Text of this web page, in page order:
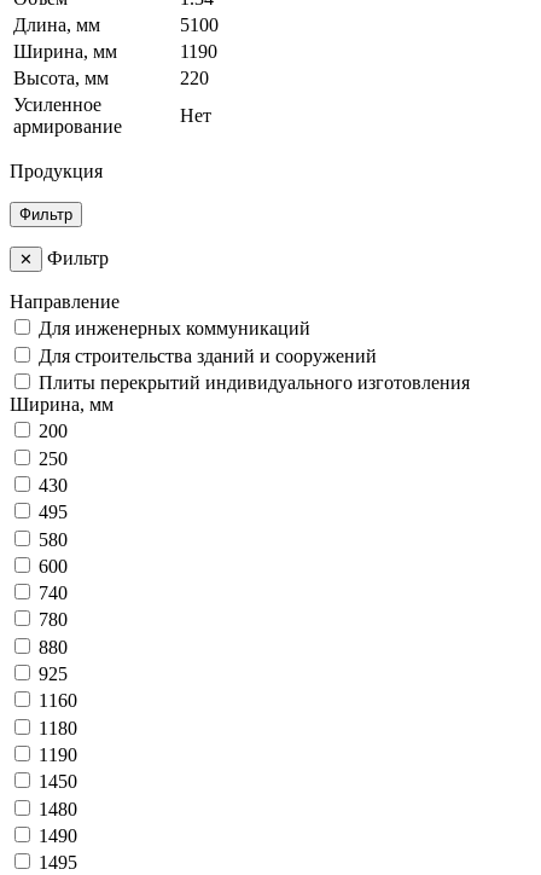
Длина, мм
5100
Ширина, мм
1190
Высота, мм
220
Усиленное
армирование
Нет
Продукция
Фильтр
✕ Фильтр
Направление
Для инженерных коммуникаций
Для строительства зданий и сооружений
Плиты перекрытий индивидуального изготовления
Ширина, мм
200
250
430
495
580
600
740
780
880
925
1160
1180
1190
1450
1480
1490
1495